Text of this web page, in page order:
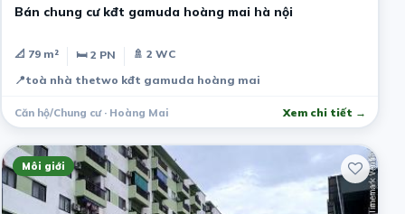
Bán chung cư kđt gamuda hoàng mai hà nội
📐 79 m² 🛏 2 PN
🚿 2 WC
📍toà nhà thetwo kđt gamuda hoàng mai
Căn hộ/Chung cư · Hoàng Mai Xem chi tiết →
Môi giới